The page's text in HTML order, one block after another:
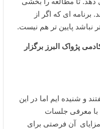
دهد. تا مطالعه را بخشی
برنامه ای که اگر از
نباشد پایین تر هم نیست.
پژواک البرز برگزار
و شنیده ایم اما در این
با معرفی جلسات
آن فرصتی برای